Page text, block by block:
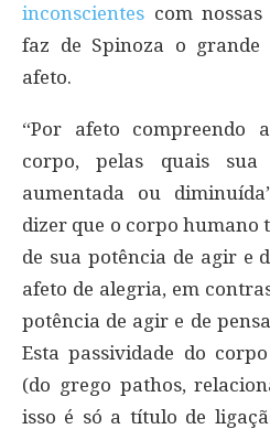
inconscientes com
faz de Spinoza o grande
afeto.
“Por afeto compreendo
corpo, pelas quais
aumentada ou
dizer que o corpo humano
de sua potência de agir e
afeto de alegria, em
potência de agir e de
Esta passividade do
(do grego pathos,
isso é só a título de